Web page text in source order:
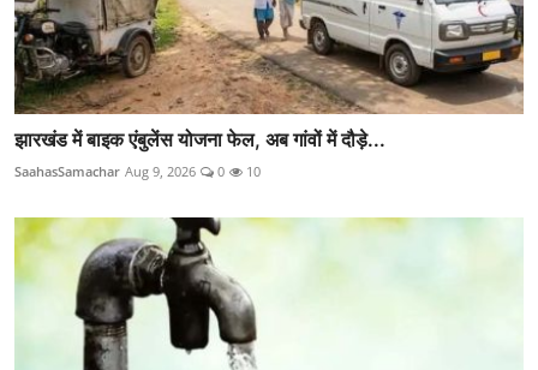
झारखंड में बाइक एंबुलेंस योजना फेल, अब गांवों में दौड़े...
SaahasSamachar Aug 9, 2026 0 10